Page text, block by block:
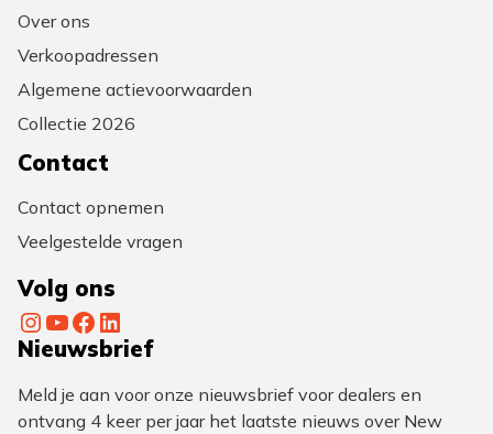
Over ons
Verkoopadressen
Algemene actievoorwaarden
Collectie 2026
Contact
Contact opnemen
Veelgestelde vragen
Volg ons
InstagramYouTube Facebook LinkedIn
Nieuwsbrief
Meld je aan voor onze nieuwsbrief voor dealers en
ontvang 4 keer per jaar het laatste nieuws over New